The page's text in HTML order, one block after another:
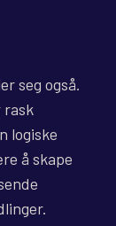
seg også.
rask
logiske
å skape